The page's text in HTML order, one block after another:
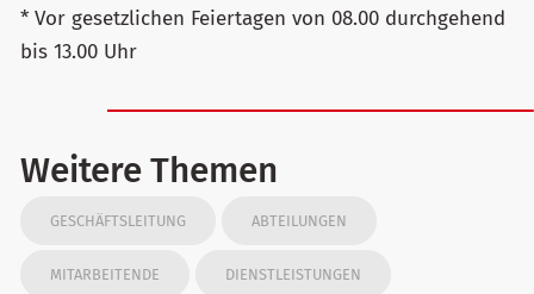
* Vor gesetzlichen Feiertagen von 08.00 durchgehend
bis 13.00 Uhr
Weitere Themen
GESCHÄFTSLEITUNG ABTEILUNGEN
MITARBEITENDE DIENSTLEISTUNGEN